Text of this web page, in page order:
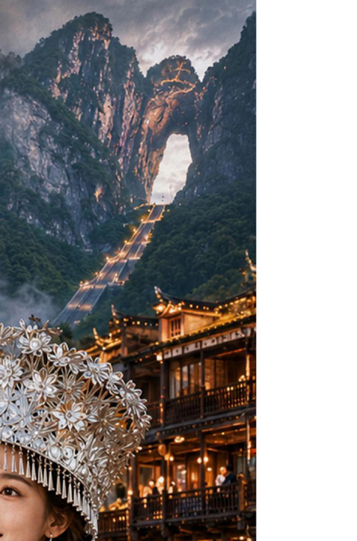
沖繩】系滿漁市
神宮、美國村、瀨
行四天（晚去晚
) 【星宇航空、
【四國歐嗨喲】瀨戶潮音四國
小豆島～道後古湯礦山遊船纜
車採果雙溫泉七日【長榮航
空，桃園/愛媛】
帶您嗨翻釜山】
車、海岸列車、
+韓服體驗、水
韓服體驗+韓式下
不走人蔘保肝》
五花酒店）【星
中直飛】
【玩釜山搭星宇】加耶主題公
園+韓服體驗+塗鴉秀、
SKYLUGE釜山天際線斜坡滑
車+纜車、水果大福DIY+韓服
體驗+韓式下午茶五天（升等
１晚五花酒店）《不走人蔘、
保肝》【星宇航空、桃園直
飛】
自由行】重慶南川
、烏江畫廊、武陵
輕軌穿樓、重慶枇
鍋八日（無購物、
澳門航空、台中出
【遊遍中國自由行】重慶武
隆、天生三橋、湖北恩施大峽
谷、三排椅八日（無購物、無
自費）【澳門航空、台中出
發】
】頂泰豐曼谷五星
家亞特蘭蒂斯郵
希爾頓下午茶、綠
、東芭樂園）【星
園出發】
【虎虎發峴慢悠法式城堡】巴
拿山一票玩到底、佛手橋纜車
來回、迦南島竹桶船、魅力峴
港秀會、會安燈籠古鎮五天
（入住巴拿山法式城堡酒店+3
晚當地五星酒店）《無購物》
【台灣虎航、桃園出發】
、南北島、冰河
蘭航空）
～金旅獎、廚師帽饗宴、徒步
美食地圖、登三塔暢遊農莊
臥谷長榮奇幻美
安、布萊斯、優勝
谷國家公園、羚羊
進／舊金山出）
【魅力歐洲】德瑞冰雪鐵力士
山、德國童話城堡、黃金景觀
快線、世界遺產旅行１０日
拉斯加冰河奇航
鳥優惠實施中 ）
典・東地中海十六湖１４天
（MSC和諧號、義大利、克羅
埃西亞、希臘、蒙特內哥羅、
斯洛維尼亞）
豪華全牛宴三天
）華信航空
海、豪華全牛宴四日（ 台中
出發 ）全程無自理餐